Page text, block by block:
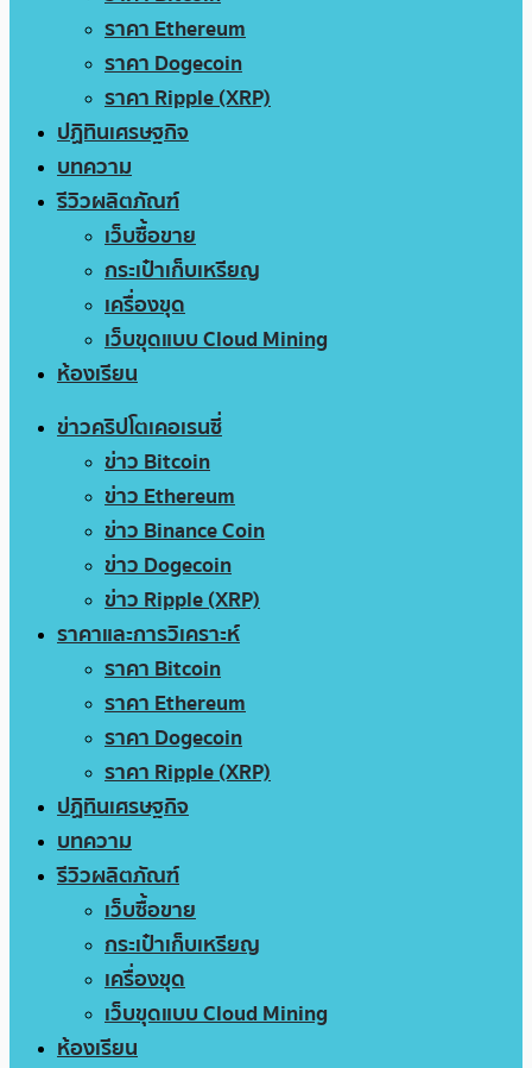
ราคา Ethereum
ราคา Dogecoin
ราคา Ripple (XRP)
ปฏิทินเศรษฐกิจ
บทความ
รีวิวผลิตภัณฑ์
เว็บซื้อขาย
กระเป๋าเก็บเหรียญ
เครื่องขุด
เว็บขุดแบบ Cloud Mining
ห้องเรียน
ข่าวคริปโตเคอเรนซี่
ข่าว Bitcoin
ข่าว Ethereum
ข่าว Binance Coin
ข่าว Dogecoin
ข่าว Ripple (XRP)
ราคาและการวิเคราะห์
ราคา Bitcoin
ราคา Ethereum
ราคา Dogecoin
ราคา Ripple (XRP)
ปฏิทินเศรษฐกิจ
บทความ
รีวิวผลิตภัณฑ์
เว็บซื้อขาย
กระเป๋าเก็บเหรียญ
เครื่องขุด
เว็บขุดแบบ Cloud Mining
ห้องเรียน